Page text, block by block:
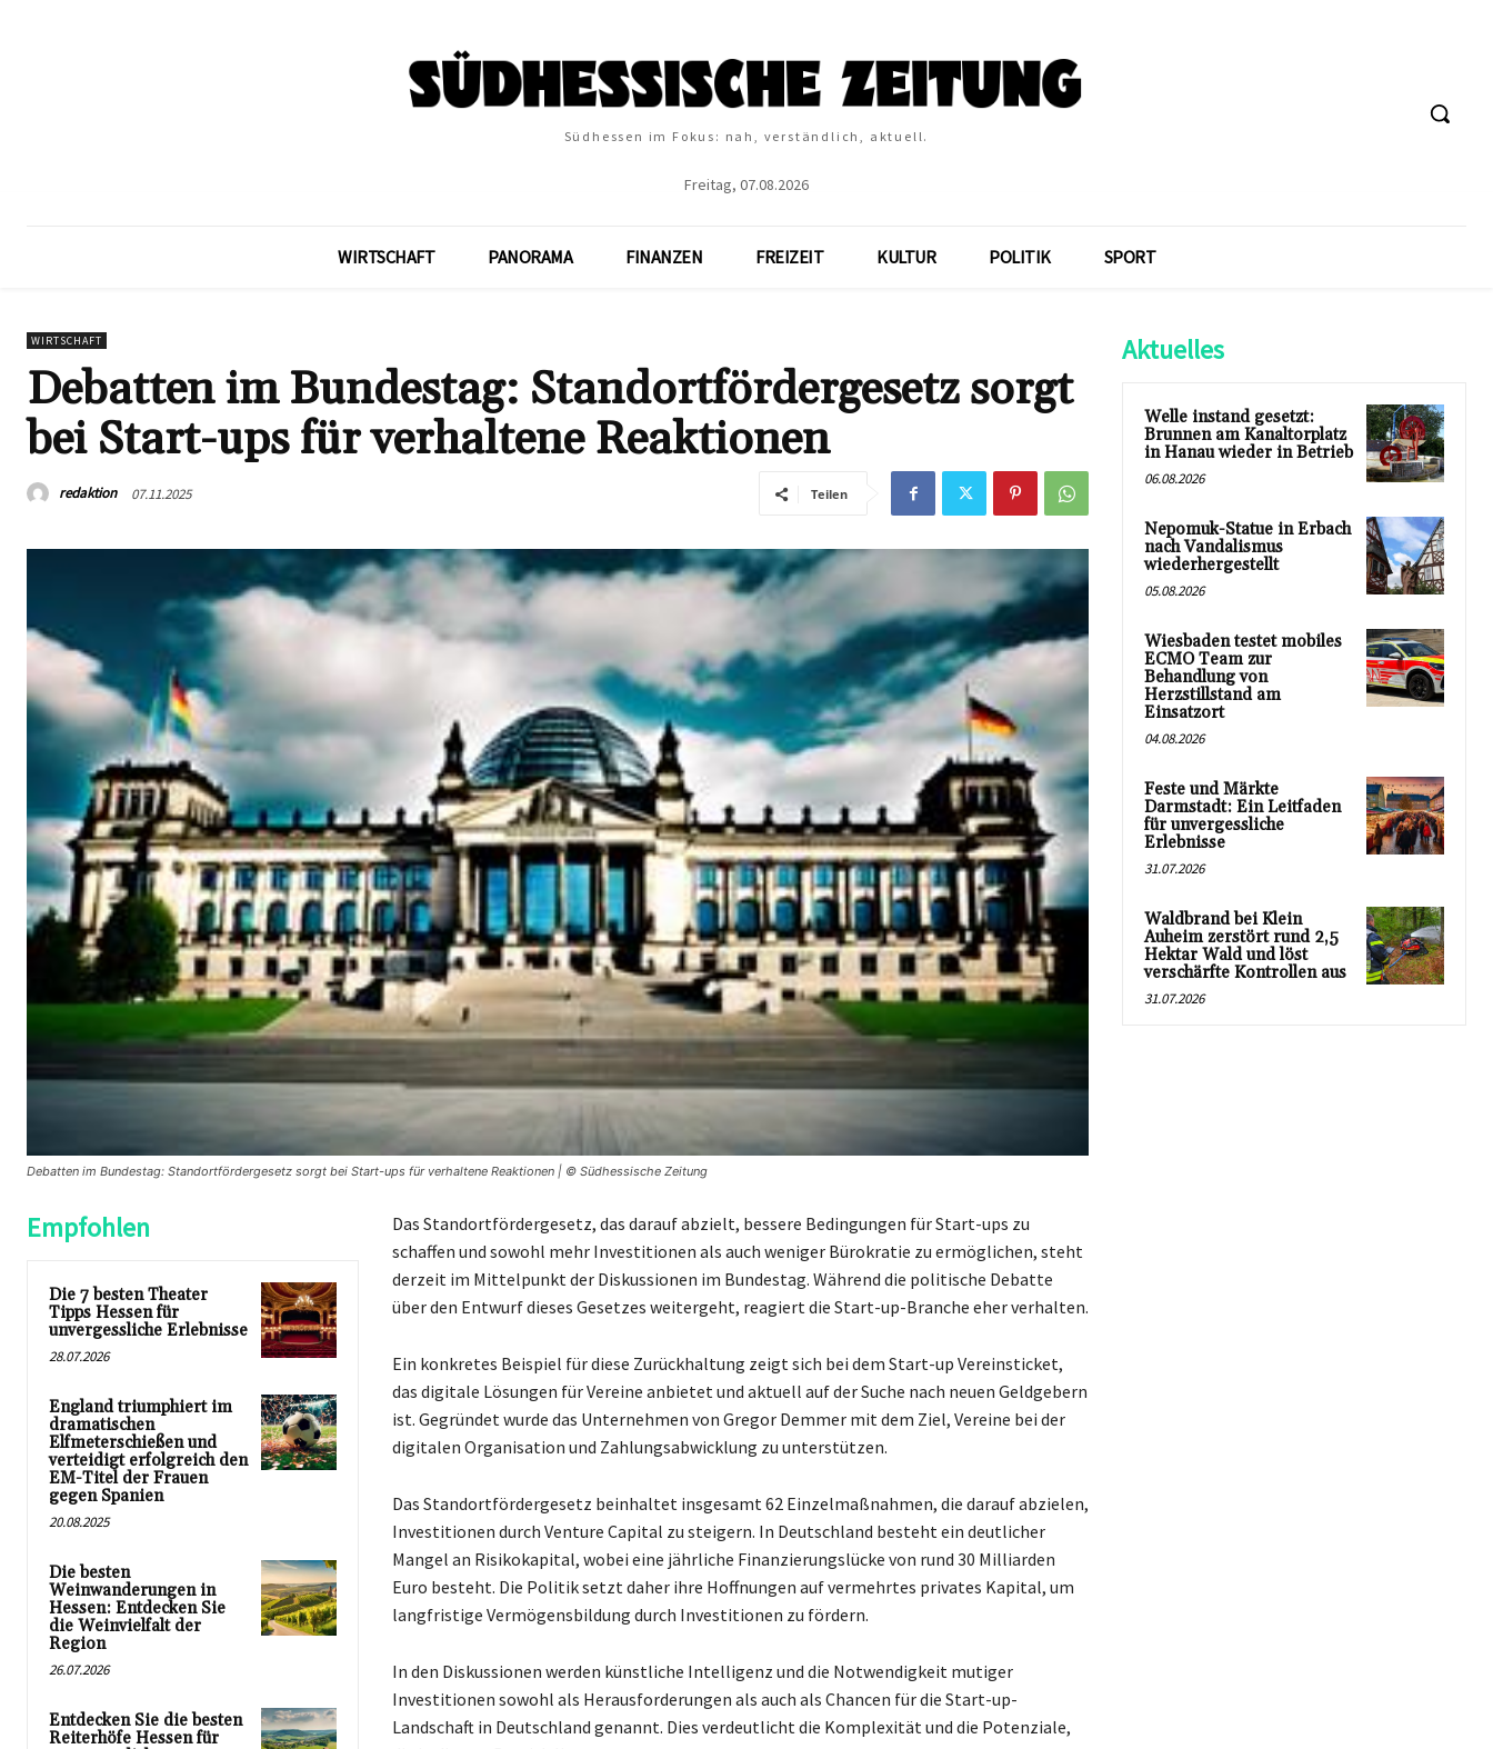
Südhessen im Fokus: nah, verständlich, aktuell.
Freitag, 07.08.2026
WIRTSCHAFT PANORAMA FINANZEN FREIZEIT KULTUR POLITIK SPORT
WIRTSCHAFT
Debatten im Bundestag: Standortfördergesetz sorgt
bei Start-ups für verhaltene Reaktionen
redaktion 07.11.2025 Teilen
Debatten im Bundestag: Standortfördergesetz sorgt bei Start-ups für verhaltene Reaktionen | © Südhessische Zeitung
Empfohlen
Die 7 besten Theater
Tipps Hessen für
unvergessliche Erlebnisse
28.07.2026
England triumphiert im
dramatischen
Elfmeterschießen und
verteidigt erfolgreich den
EM-Titel der Frauen
gegen Spanien
20.08.2025
Die besten
Weinwanderungen in
Hessen: Entdecken Sie
die Weinvielfalt der
Region
26.07.2026
Entdecken Sie die besten
Reiterhöfe Hessen für
Das Standortfördergesetz, das darauf abzielt, bessere Bedingungen für Start-ups zu
schaffen und sowohl mehr Investitionen als auch weniger Bürokratie zu ermöglichen, steht
derzeit im Mittelpunkt der Diskussionen im Bundestag. Während die politische Debatte
über den Entwurf dieses Gesetzes weitergeht, reagiert die Start-up-Branche eher verhalten.
Ein konkretes Beispiel für diese Zurückhaltung zeigt sich bei dem Start-up Vereinsticket,
das digitale Lösungen für Vereine anbietet und aktuell auf der Suche nach neuen Geldgebern
ist. Gegründet wurde das Unternehmen von Gregor Demmer mit dem Ziel, Vereine bei der
digitalen Organisation und Zahlungsabwicklung zu unterstützen.
Das Standortfördergesetz beinhaltet insgesamt 62 Einzelmaßnahmen, die darauf abzielen,
Investitionen durch Venture Capital zu steigern. In Deutschland besteht ein deutlicher
Mangel an Risikokapital, wobei eine jährliche Finanzierungslücke von rund 30 Milliarden
Euro besteht. Die Politik setzt daher ihre Hoffnungen auf vermehrtes privates Kapital, um
langfristige Vermögensbildung durch Investitionen zu fördern.
In den Diskussionen werden künstliche Intelligenz und die Notwendigkeit mutiger
Investitionen sowohl als Herausforderungen als auch als Chancen für die Start-up-
Landschaft in Deutschland genannt. Dies verdeutlicht die Komplexität und die Potenziale,
Aktuelles
Welle instand gesetzt:
Brunnen am Kanaltorplatz
in Hanau wieder in Betrieb
06.08.2026
Nepomuk-Statue in Erbach
nach Vandalismus
wiederhergestellt
05.08.2026
Wiesbaden testet mobiles
ECMO Team zur
Behandlung von
Herzstillstand am
Einsatzort
04.08.2026
Feste und Märkte
Darmstadt: Ein Leitfaden
für unvergessliche
Erlebnisse
31.07.2026
Waldbrand bei Klein
Auheim zerstört rund 2,5
Hektar Wald und löst
verschärfte Kontrollen aus
31.07.2026